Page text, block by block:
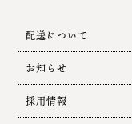
配送について
お知らせ
採用情報